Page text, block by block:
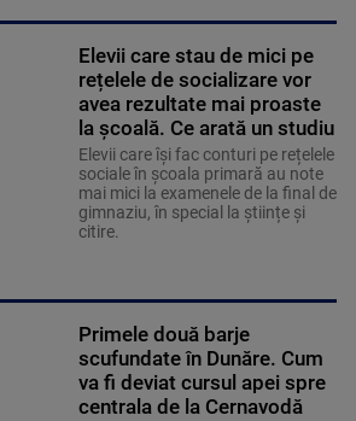
Elevii care stau de mici pe
rețelele de socializare vor
avea rezultate mai proaste
la școală. Ce arată un studiu
Elevii care îşi fac conturi pe rețelele
sociale în școala primară au note
mai mici la examenele de la final de
gimnaziu, în special la științe și
citire.
Primele două barje
scufundate în Dunăre. Cum
va fi deviat cursul apei spre
centrala de la Cernavodă